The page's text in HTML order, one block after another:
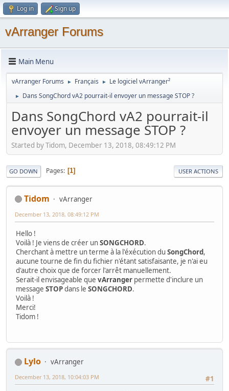
Log in Sign up
vArranger Forums
Main Menu
vArranger Forums ► Français ► Le logiciel vArranger²
► Dans SongChord vA2 pourrait-il envoyer un message STOP ?
Dans SongChord vA2 pourrait-il
envoyer un message STOP ?
Started by Tidom, December 13, 2018, 08:49:12 PM
GO DOWN Pages 1 USER ACTIONS
Tidom vArranger
December 13, 2018, 08:49:12 PM
Hello !
Voilà ! Je viens de créer unSONGCHORD.
Cherchant à mettre un terme à la l'éxécution du SongChord,
aucune tourne de fin du fichier n'étant satisfaisante, je n'ai eu
d'autre choix que de forcer l'arrêt manuellement.
Serait-il envisageable que vArranger permette d'inclure un
message STOPdans le SONGCHORD.
Voilà !
Merci!
Tidom !
Lylo
vArranger
#1
December 13, 2018, 10:04:03 PM